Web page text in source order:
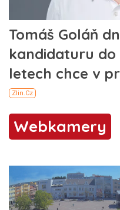
Webkamery